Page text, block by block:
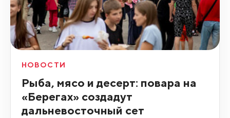
НОВОСТИ
Рыба, мясо и десерт: повара на
«Берегах» создадут
дальневосточный сет